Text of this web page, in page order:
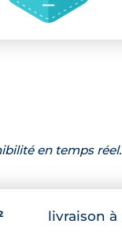
en temps réel.
livraison